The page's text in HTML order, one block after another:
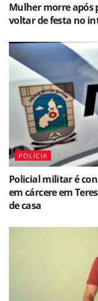
Mulher morre após
voltar de festa no
POLÍCIA
Policial militar é
em cárcere em
de casa